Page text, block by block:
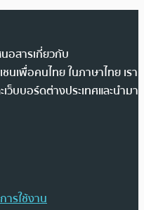
อสารเกี่ยวกับ
นเพื่อคนไทย ในภาษาไทย เรา
ว็บบอร์ดต่างประเทศและนำมา
ารใช้งาน